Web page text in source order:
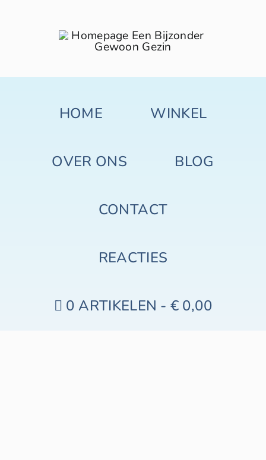
HOME WINKEL
OVER ONS BLOG
CONTACT
REACTIES
0 ARTIKELEN € 0,00